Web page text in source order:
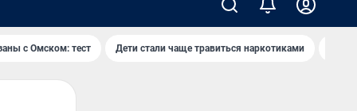
с Омском: тест Дети стали чаще травиться наркотиками